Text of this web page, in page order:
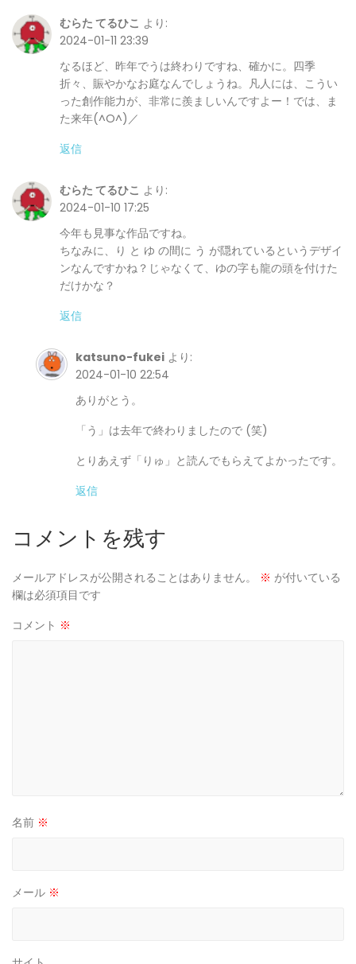
シ
むらた てるひこ より:
2024-01-11 23:39
なるほど、昨年でうは終わりですね、確かに。四季
折々、賑やかなお庭なんでしょうね。凡人には、こうい
った創作能力が、非常に羨ましいんですよー！では、ま
た来年(^O^)／
返信
むらた てるひこ より:
2024-01-10 17:25
今年も見事な作品ですね。
ちなみに、り と ゆ の間に う が隠れているというデザイ
ンなんですかね？じゃなくて、ゆの字も龍の頭を付けた
だけかな？
返信
katsuno-fukei より:
2024-01-10 22:54
ありがとう。
「う」は去年で終わりましたので (笑)
とりあえず「りゅ」と読んでもらえてよかったです。
返信
コメントを残す
メールアドレスが公開されることはありません。 ※ が付いている
欄は必須項目です
コメント ※
名前 ※
メール ※